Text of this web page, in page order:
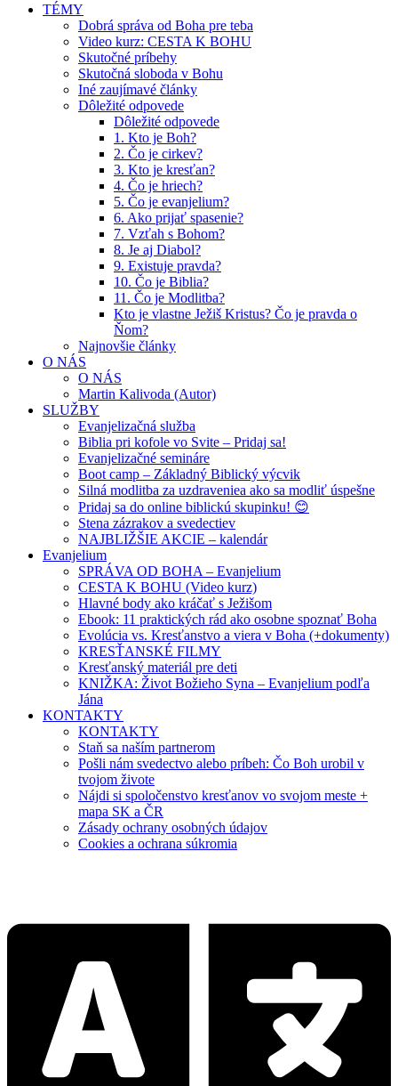
TÉMY
Dobrá správa od Boha pre teba
Video kurz: CESTA K BOHU
Skutočné príbehy
Skutočná sloboda v Bohu
Iné zaujímavé články
Dôležité odpovede
Dôležité odpovede
1. Kto je Boh?
2. Čo je cirkev?
3. Kto je kresťan?
4. Čo je hriech?
5. Čo je evanjelium?
6. Ako prijať spasenie?
7. Vzťah s Bohom?
8. Je aj Diabol?
9. Existuje pravda?
10. Čo je Biblia?
11. Čo je Modlitba?
Kto je vlastne Ježiš Kristus? Čo je pravda o
Ňom?
Najnovšie články
O NÁS
O NÁS
Martin Kalivoda (Autor)
SLUŽBY
Evanjelizačná služba
Biblia pri kofole vo Svite – Pridaj sa!
Evanjelizačné semináre
Boot camp – Základný Biblický výcvik
Silná modlitba za uzdraveniea ako sa modliť úspešne
Pridaj sa do online biblickú skupinku! 😊
Stena zázrakov a svedectiev
NAJBLIŽŠIE AKCIE – kalendár
Evanjelium
SPRÁVA OD BOHA – Evanjelium
CESTA K BOHU (Video kurz)
Hlavné body ako kráčať s Ježišom
Ebook: 11 praktických rád ako osobne spoznať Boha
Evolúcia vs. Kresťanstvo a viera v Boha (+dokumenty)
KRESŤANSKÉ FILMY
Kresťanský materiál pre deti
KNIŽKA: Život Božieho Syna – Evanjelium podľa
Jána
KONTAKTY
KONTAKTY
Staň sa naším partnerom
Pošli nám svedectvo alebo príbeh: Čo Boh urobil v
tvojom živote
Nájdi si spoločenstvo kresťanov vo svojom meste +
mapa SK a ČR
Zásady ochrany osobných údajov
Cookies a ochrana súkromia